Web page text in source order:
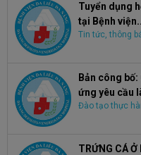
Tuyển dụng
tại Bệnh
Tin tức, thông
Bản công
ứng yêu cầu
Đào tạo thực
TRỨNG CÁ Ở